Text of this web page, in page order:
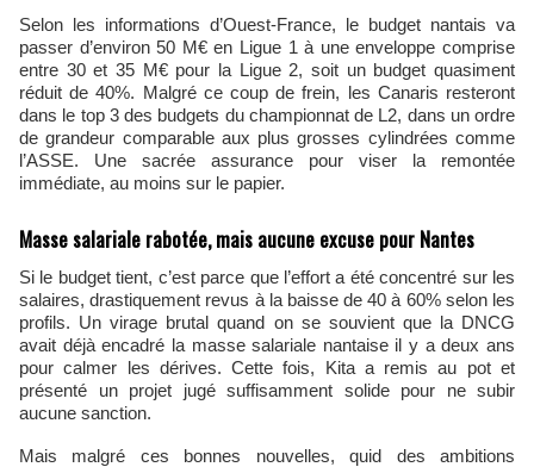
Selon les informations d’Ouest-France, le budget nantais va
passer d’environ 50 M€ en Ligue 1 à une enveloppe comprise
entre 30 et 35 M€ pour la Ligue 2, soit un budget quasiment
réduit de 40%. Malgré ce coup de frein, les Canaris resteront
dans le top 3 des budgets du championnat de L2, dans un ordre
de grandeur comparable aux plus grosses cylindrées comme
l’ASSE. Une sacrée assurance pour viser la remontée
immédiate, au moins sur le papier.
Masse salariale rabotée, mais aucune excuse pour Nantes
Si le budget tient, c’est parce que l’effort a été concentré sur les
salaires, drastiquement revus à la baisse de 40 à 60% selon les
profils. Un virage brutal quand on se souvient que la DNCG
avait déjà encadré la masse salariale nantaise il y a deux ans
pour calmer les dérives. Cette fois, Kita a remis au pot et
présenté un projet jugé suffisamment solide pour ne subir
aucune sanction.
Mais malgré ces bonnes nouvelles, quid des ambitions